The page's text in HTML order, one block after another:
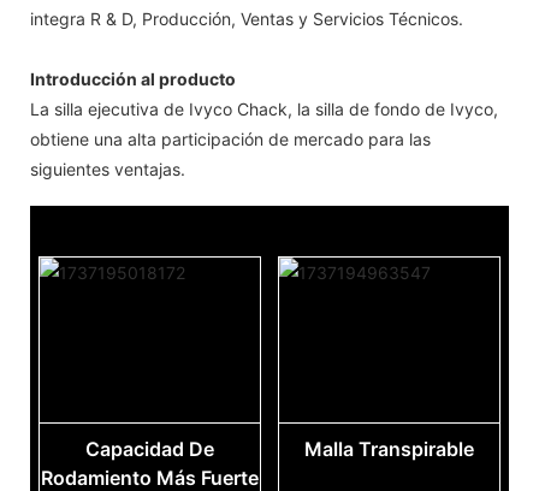
integra R & D, Producción, Ventas y Servicios Técnicos.
Introducción al producto
La silla ejecutiva de Ivyco Chack, la silla de fondo de Ivyco,
obtiene una alta participación de mercado para las
siguientes ventajas.
Capacidad De
Rodamiento Más Fuerte
Malla Transpirable